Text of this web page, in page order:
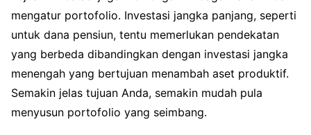
mengatur portofolio. Investasi jangka panjang, seperti
untuk dana pensiun, tentu memerlukan pendekatan
yang berbeda dibandingkan dengan investasi jangka
menengah yang bertujuan menambah aset produktif.
Semakin jelas tujuan Anda, semakin mudah pula
menyusun portofolio yang seimbang.